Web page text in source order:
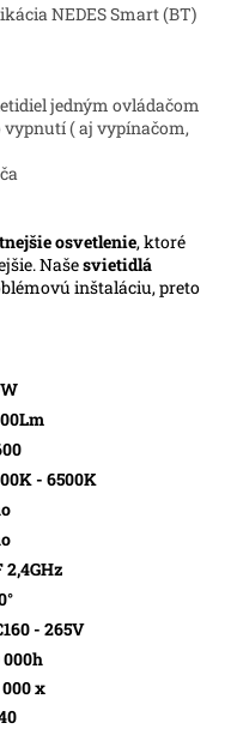
NEDES Smart (BT)
jedným ovládačom
vypnutí ( aj vypínačom,
osvetlenie, ktoré
Našesvietidlá
inštaláciu, preto
- 6500K
2,4GHz
- 265V
000h
000 x